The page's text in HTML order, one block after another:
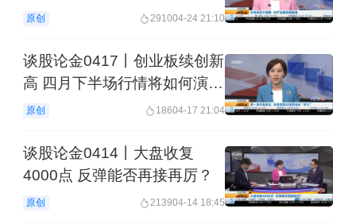
领涨主线？
原创 291004-24 21:10
谈股论金0417丨创业板续创新
高 四月下半场行情将如何演
绎？
原创 18604-17 21:04
谈股论金0414丨大盘收复
4000点 反弹能否再接再厉？
原创 213904-14 18:45